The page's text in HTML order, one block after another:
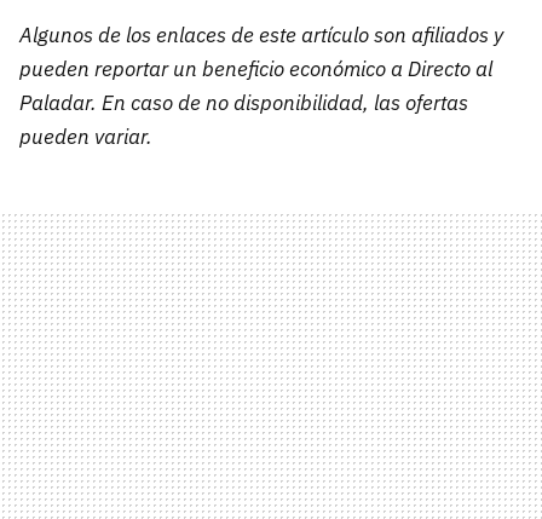
Algunos de los enlaces de este artículo son afiliados y
pueden reportar un beneficio económico a Directo al
Paladar. En caso de no disponibilidad, las ofertas
pueden variar.